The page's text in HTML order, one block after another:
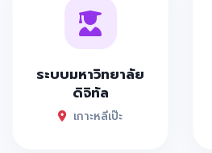
ระบบมหาวิทยาลัย
ดิจิทัล
เกาะหลีเป๊ะ